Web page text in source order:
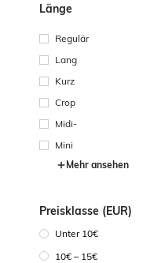
Länge
Regulär
Lang
Kurz
Crop
Midi-
Mini
Mehr ansehen
Preisklasse (EUR)
Unter 10€
10€ – 15€